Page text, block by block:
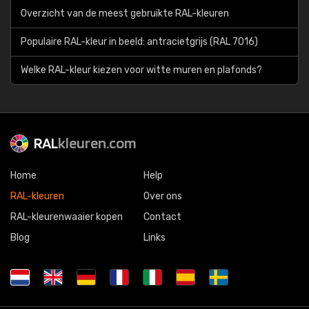
Overzicht van de meest gebruikte RAL-kleuren
Populaire RAL-kleur in beeld: antracietgrijs (RAL 7016)
Welke RAL-kleur kiezen voor witte muren en plafonds?
RALkleuren.com
Home
RAL-kleuren
RAL-kleurenwaaier kopen
Blog
Help
Over ons
Contact
Links